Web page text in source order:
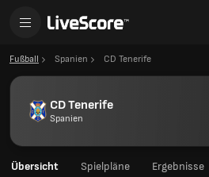
Fußball Spanien CD Tenerife
CD Tenerife
Spanien
Übersicht Spielpläne Ergebnisse